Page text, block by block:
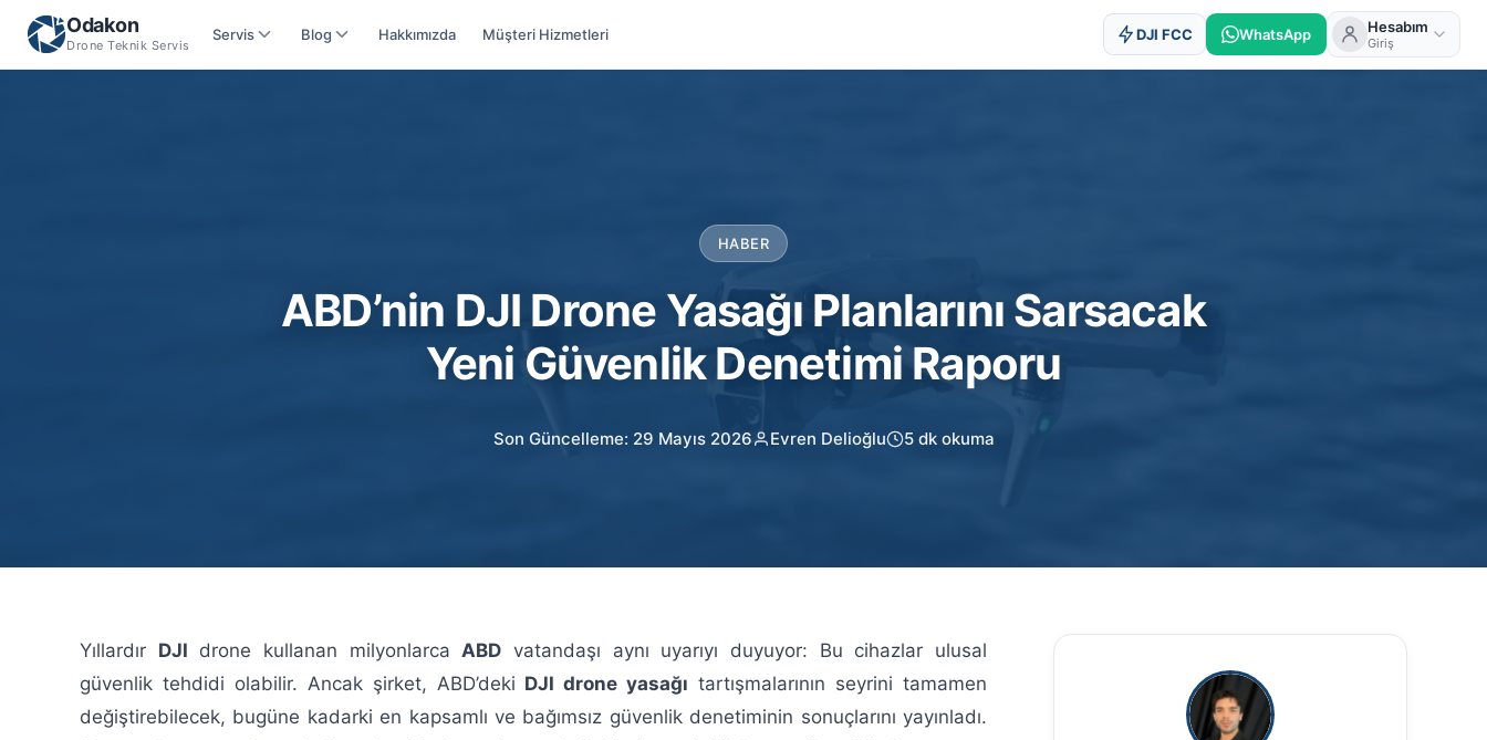
Odakon
Drone Teknik Servis
Servis Blog Hakkımızda Müşteri Hizmetleri DJI FCC WhatsApp Hesabım
Giriş
HABER
ABD’nin DJI Drone Yasağı Planlarını Sarsacak
Yeni Güvenlik Denetimi Raporu
Son Güncelleme: 29 Mayıs 2026 Evren Delioğlu 5 dk okuma
Yıllardır DJI drone kullanan milyonlarcaABD vatandaşı aynı uyarıyı duyuyor: Bu cihazlar ulusal
güvenlik tehdidi olabilir. Ancak şirket, ABD’deki DJI drone yasağı tartışmalarının seyrini tamamen
değiştirebilecek, bugüne kadarki en kapsamlı ve bağımsız güvenlik denetiminin sonuçlarını yayınladı.